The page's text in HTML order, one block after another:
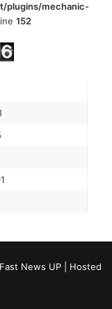
plugins/mechanic-
152
Fast News UP| Hosted